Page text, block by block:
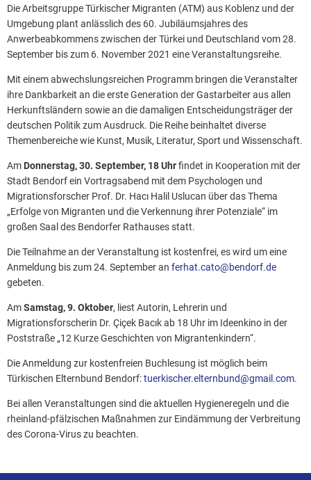
Die Arbeitsgruppe Türkischer Migranten (ATM) aus Koblenz und der
Umgebung plant anlässlich des 60. Jubiläumsjahres des
Anwerbeabkommens zwischen der Türkei und Deutschland vom 28.
September bis zum 6. November 2021 eine Veranstaltungsreihe.
Mit einem abwechslungsreichen Programm bringen die Veranstalter
ihre Dankbarkeit an die erste Generation der Gastarbeiter aus allen
Herkunftsländern sowie an die damaligen Entscheidungsträger der
deutschen Politik zum Ausdruck. Die Reihe beinhaltet diverse
Themenbereiche wie Kunst, Musik, Literatur, Sport und Wissenschaft.
Am Donnerstag, 30. September, 18 Uhrfindet in Kooperation mit der
Stadt Bendorf ein Vortragsabend mit dem Psychologen und
Migrationsforscher Prof. Dr. Hacı Halil Uslucan über das Thema
„Erfolge von Migranten und die Verkennung ihrer Potenziale“ im
großen Saal des Bendorfer Rathauses statt.
Die Teilnahme an der Veranstaltung ist kostenfrei, es wird um eine
Anmeldung bis zum 24. September an ferhat.cato@bendorf.de
gebeten.
AmSamstag, 9. Oktober, liest Autorin, Lehrerin und
Migrationsforscherin Dr. Çiçek Bacık ab 18 Uhr im Ideenkino in der
Poststraße „12 Kurze Geschichten von Migrantenkindern“.
Die Anmeldung zur kostenfreien Buchlesung ist möglich beim
Türkischen Elternbund Bendorf:tuerkischer.elternbund@gmail.com.
Bei allen Veranstaltungen sind die aktuellen Hygieneregeln und die
rheinland-pfälzischen Maßnahmen zur Eindämmung der Verbreitung
des Corona-Virus zu beachten.